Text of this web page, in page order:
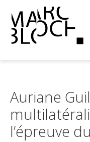
Auriane
l’épreuve